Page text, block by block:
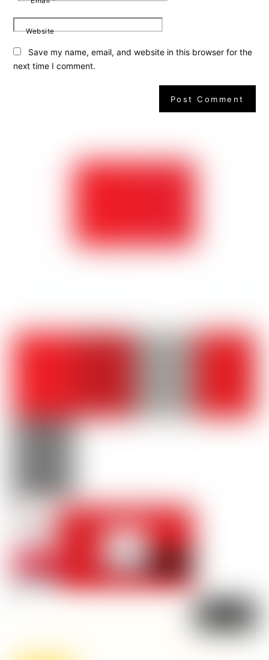
Website
Save my name, email, and website in this browser for the
next time I comment.